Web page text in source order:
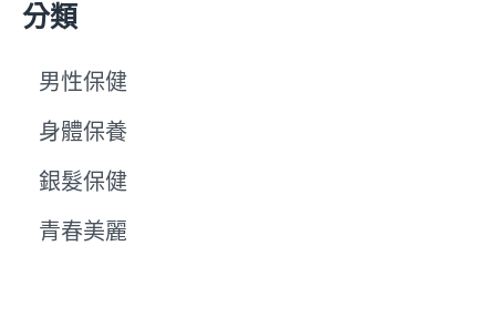
分類
男性保健
身體保養
銀髮保健
青春美麗